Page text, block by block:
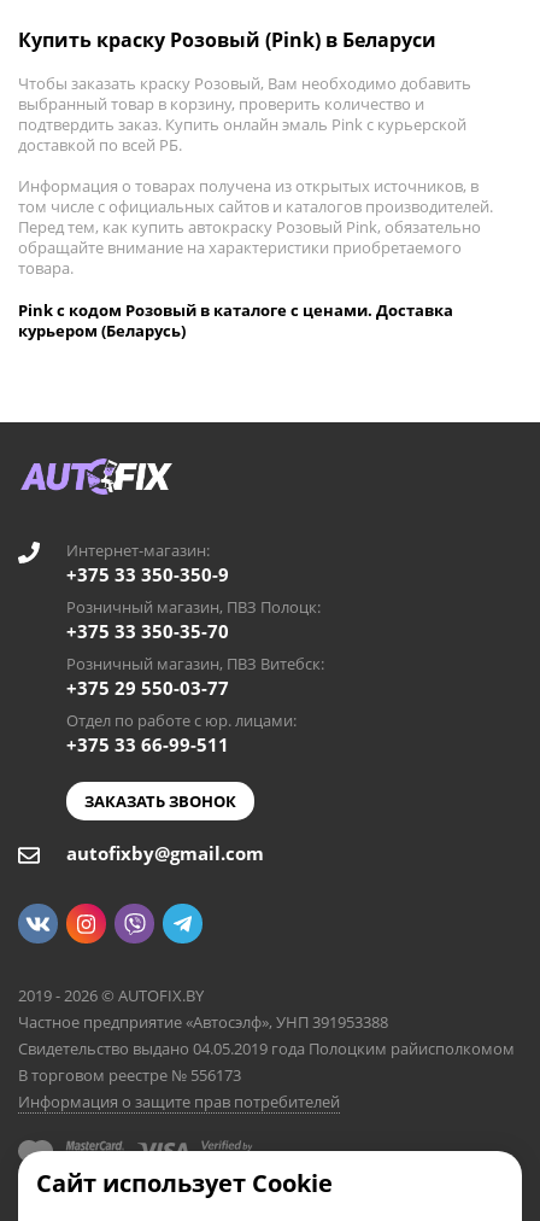
Купить краску Розовый (Pink) в Беларуси
Чтобы заказать краску Розовый, Вам необходимо добавить
выбранный товар в корзину, проверить количество и
подтвердить заказ. Купить онлайн эмаль Pink с курьерской
доставкой по всей РБ.
Информация о товарах получена из открытых источников, в
том числе с официальных сайтов и каталогов производителей.
Перед тем, как купить автокраску Розовый Pink, обязательно
обращайте внимание на характеристики приобретаемого
товара.
Pink с кодом Розовый в каталоге с ценами. Доставка
курьером (Беларусь)
Интернет-магазин:
+375 33 350-350-9
Розничный магазин, ПВЗ Полоцк:
+375 33 350-35-70
Розничный магазин, ПВЗ Витебск:
+375 29 550-03-77
Отдел по работе с юр. лицами:
+375 33 66-99-511
ЗАКАЗАТЬ ЗВОНОК
autofixby@gmail.com
2019 - 2026 © AUTOFIX.BY
Частное предприятие «Автосэлф», УНП 391953388
Свидетельство выдано 04.05.2019 года Полоцким райисполкомом
В торговом реестре № 556173
Информация о защите прав потребителей
Сайт использует Cookie